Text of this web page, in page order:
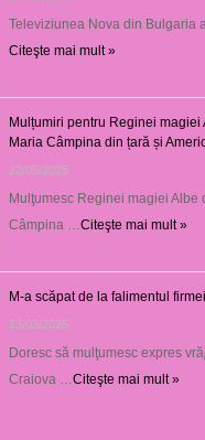
Televiziunea Nova din Bulgaria
Citeşte mai mult »
Mulțumiri pentru Reginei magiei
Maria Câmpina din țară și
22/05/2025
Mulţumesc Reginei magiei Albe
Câmpina … Citeşte mai mult »
M-a scăpat de la falimentul
13/03/2025
Doresc să mulţumesc expres
Craiova … Citeşte mai mult »